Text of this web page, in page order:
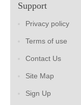
Support
Privacy policy
Terms of use
Contact Us
Site Map
Sign Up